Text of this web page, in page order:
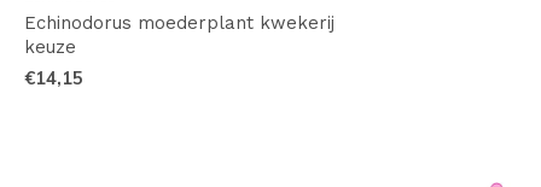
Echinodorus moederplant kwekerij
keuze
€14,15